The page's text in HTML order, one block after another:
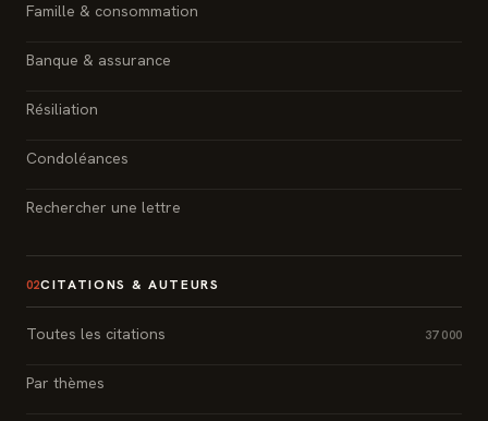
Famille & consommation
Banque & assurance
Résiliation
Condoléances
Rechercher une lettre
02CITATIONS & AUTEURS
Toutes les citations 37 000
Par thèmes